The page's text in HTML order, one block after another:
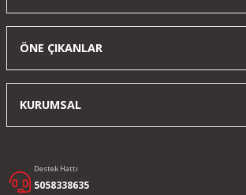
ÖNE ÇIKANLAR
KURUMSAL
Destek Hattı
5058338635